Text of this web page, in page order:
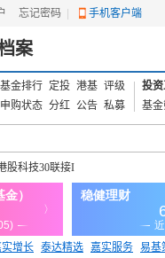
忘记密码 手机客户端
案
基金排行 定投 港基 评级
申购状态 分红 公告 私募
投
基
股科技30联接I
增长 泰达精选 嘉实服务 易基